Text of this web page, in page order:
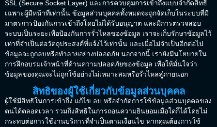
SSL (Secure Socket Layer) และการควบคุมการเข้าถึงแบบจำกัดสิทธิ์
เฉพาะผู้มีหน้าที่เท่านั้น ข้อมูลส่วนบุคคลทั้งหมดจะถูกจัดเก็บในระบบที่มี
มาตรการป้องกันการเข้าถึงโดยไม่ได้รับอนุญาต และมีการตรวจสอบ
ระบบเป็นระยะเพื่อป้องกันการรั่วไหลของข้อมูล เราจะเก็บรักษาข้อมูลไว้
เท่าที่จำเป็นต่อวัตถุประสงค์ที่แจ้งไว้เท่านั้น และเมื่อไม่จำเป็นอีกต่อไป
ข้อมูลจะถูกลบหรือทำลายอย่างปลอดภัย นอกจากนี้ เรายังมีนโยบายใน
การฝึกอบรมเจ้าหน้าที่ด้านความปลอดภัยของข้อมูล เพื่อให้มั่นใจว่า
ข้อมูลของคุณจะไม่ถูกใช้อย่างไม่เหมาะสมหรือรั่วไหลสู่ภายนอก
สิทธิของผู้ใช้เกี่ยวกับข้อมูลส่วนบุคคล
ผู้ใช้มีสิทธิในการเข้าถึง แก้ไข ลบ หรือจำกัดการใช้ข้อมูลส่วนบุคคลของ
ตนได้ตลอดเวลา รวมถึงสิทธิในการถอนความยินยอมเมื่อใดก็ได้โดยไม่
กระทบต่อการใช้งานบริการที่จำเป็นตามเงื่อนไข หากคุณต้องการใช้